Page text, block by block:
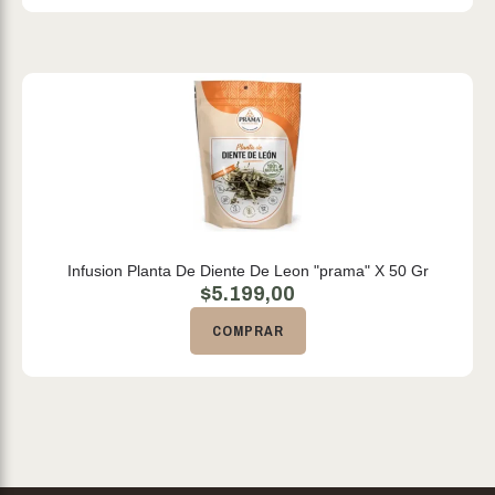
Infusion Planta De Diente De Leon "prama" X 50 Gr
$5.199,00
COMPRAR